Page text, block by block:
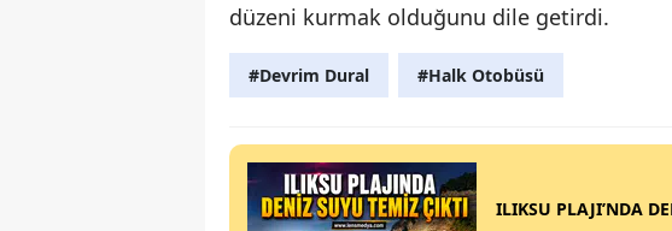
düzeni kurmak olduğunu dile getirdi.
#Devrim Dural #Halk Otobüsü
ILIKSU PLAJI’NDA